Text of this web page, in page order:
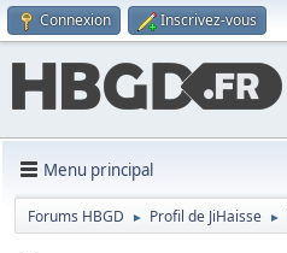
Connexion Inscrivez-vous
Menu principal
Forums HBGD ► Profil de JiHaisse ►